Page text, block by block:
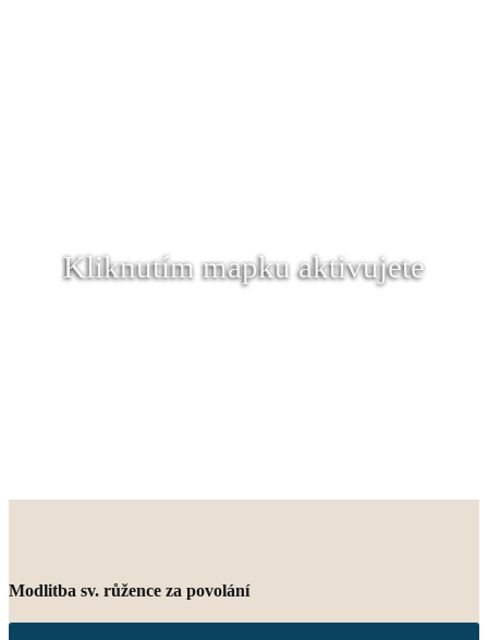
Kliknutím mapku aktivujete
Modlitba sv. růžence za povolání